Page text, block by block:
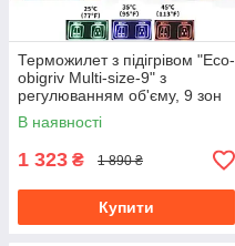
Терможилет з підігрівом "Eco-
obigriv Multi-size-9" з
регулюванням об'єму, 9 зон
обігріву, 3 режими
регулювання температури
В наявності
1 323 ₴ 1 890 ₴
Купити